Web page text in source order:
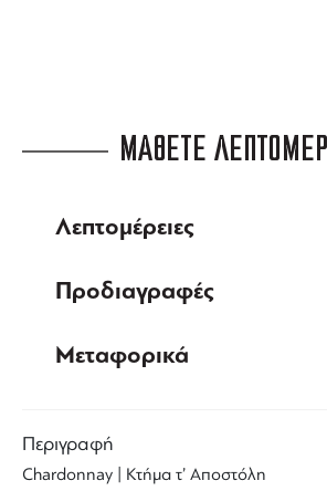
ΜΑΘΕΤΕ
Λεπτομέρειες
Προδιαγραφές
Μεταφορικά
Περιγραφή
Chardonnay | Κτήμα τ’ Αποστόλη